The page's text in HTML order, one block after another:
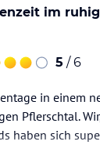
im
5 / 6
in einem
Pflerschtal.
haben sich